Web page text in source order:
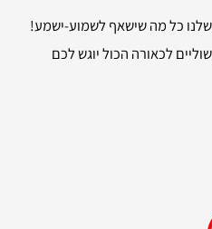
שלנו כל מה שישאף לשמוע-ישמע!
לכאורה הכול יוגש לכם